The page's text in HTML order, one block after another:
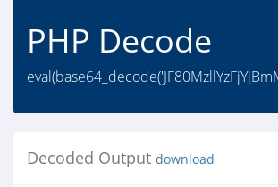
PHP Decode
Decoded Output download